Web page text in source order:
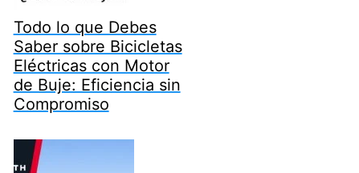
Todo lo que Debes
Saber sobre Bicicletas
Eléctricas con Motor
de Buje: Eficiencia sin
Compromiso